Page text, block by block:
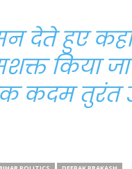
देते हुए
किया
कदम तुरंत